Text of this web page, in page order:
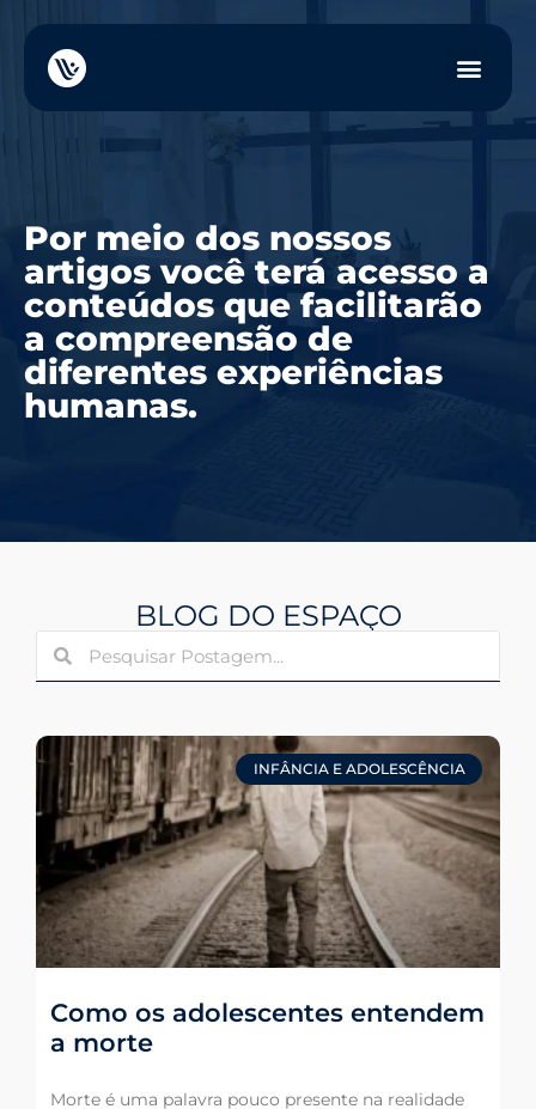
Por meio dos nossos
artigos você terá acesso a
conteúdos que facilitarão
a compreensão de
diferentes experiências
humanas.
BLOG DO ESPAÇO
INFÂNCIA E ADOLESCÊNCIA
Como os adolescentes entendem
a morte
Morte é uma palavra pouco presente na realidade